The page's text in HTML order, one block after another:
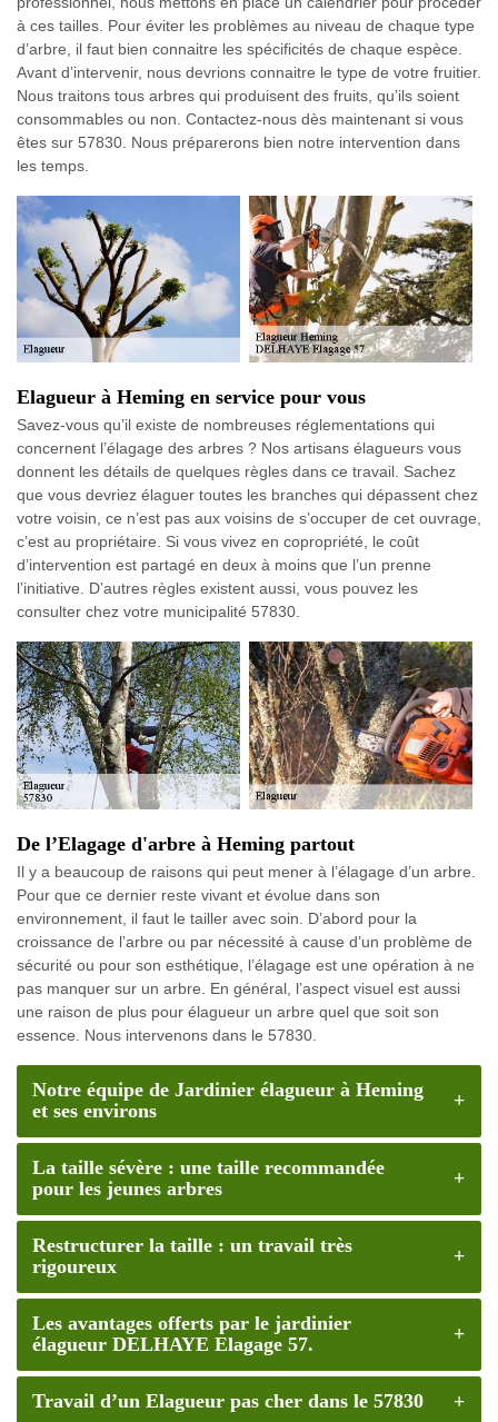
à ces tailles. Pour éviter les problèmes au niveau de chaque type
d’arbre, il faut bien connaitre les spécificités de chaque espèce.
Avant d’intervenir, nous devrions connaitre le type de votre fruitier.
Nous traitons tous arbres qui produisent des fruits, qu’ils soient
consommables ou non. Contactez-nous dès maintenant si vous
êtes sur 57830. Nous préparerons bien notre intervention dans
les temps.
Elagueur à Heming en service pour vous
Savez-vous qu’il existe de nombreuses réglementations qui
concernent l’élagage des arbres ? Nos artisans élagueurs vous
donnent les détails de quelques règles dans ce travail. Sachez
que vous devriez élaguer toutes les branches qui dépassent chez
votre voisin, ce n’est pas aux voisins de s’occuper de cet ouvrage,
c’est au propriétaire. Si vous vivez en copropriété, le coût
d’intervention est partagé en deux à moins que l’un prenne
l’initiative. D’autres règles existent aussi, vous pouvez les
consulter chez votre municipalité 57830.
De l’Elagage d'arbre à Heming partout
Il y a beaucoup de raisons qui peut mener à l’élagage d’un arbre.
Pour que ce dernier reste vivant et évolue dans son
environnement, il faut le tailler avec soin. D’abord pour la
croissance de l’arbre ou par nécessité à cause d’un problème de
sécurité ou pour son esthétique, l’élagage est une opération à ne
pas manquer sur un arbre. En général, l’aspect visuel est aussi
une raison de plus pour élagueur un arbre quel que soit son
essence. Nous intervenons dans le 57830.
Notre équipe de Jardinier élagueur à Heming
et ses environs
La taille sévère : une taille recommandée
pour les jeunes arbres
Restructurer la taille : un travail très
rigoureux
Les avantages offerts par le jardinier
élagueur DELHAYE Elagage 57.
Travail d’un Elagueur pas cher dans le 57830